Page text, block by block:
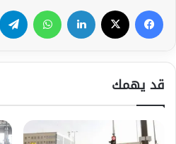
فيسبوك لينكدإن واتساب
قد يهمك